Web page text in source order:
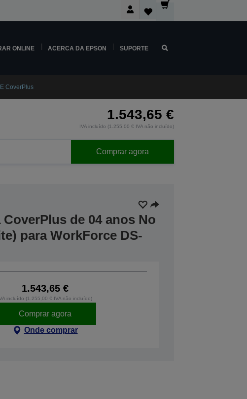
ONLINE ACERCA DA EPSON SUPORTE
CoverPlus
1.543,65 €
IVA incluído (1.255,00 € IVA não incluído)
Comprar agora
de 04 anos No
para WorkForce DS-
1.543,65 €
incluído (1.255,00 € IVA não incluído)
Comprar agora
Onde comprar